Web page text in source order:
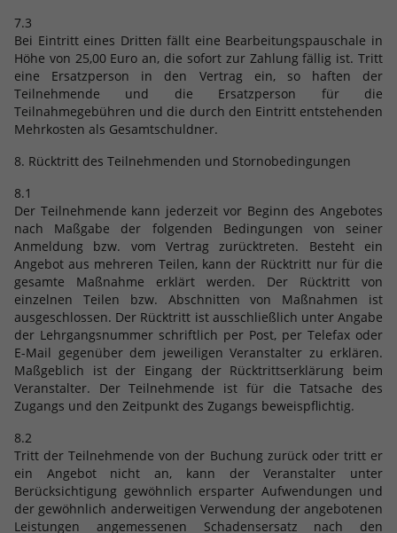
7.3
Bei Eintritt eines Dritten fällt eine Bearbeitungspauschale in
Höhe von 25,00 Euro an, die sofort zur Zahlung fällig ist. Tritt
eine Ersatzperson in den Vertrag ein, so haften der
Teilnehmende und die Ersatzperson für die
Teilnahmegebühren und die durch den Eintritt entstehenden
Mehrkosten als Gesamtschuldner.
8. Rücktritt des Teilnehmenden und Stornobedingungen
8.1
Der Teilnehmende kann jederzeit vor Beginn des Angebotes
nach Maßgabe der folgenden Bedingungen von seiner
Anmeldung bzw. vom Vertrag zurücktreten. Besteht ein
Angebot aus mehreren Teilen, kann der Rücktritt nur für die
gesamte Maßnahme erklärt werden. Der Rücktritt von
einzelnen Teilen bzw. Abschnitten von Maßnahmen ist
ausgeschlossen. Der Rücktritt ist ausschließlich unter Angabe
der Lehrgangsnummer schriftlich per Post, per Telefax oder
E-Mail gegenüber dem jeweiligen Veranstalter zu erklären.
Maßgeblich ist der Eingang der Rücktrittserklärung beim
Veranstalter. Der Teilnehmende ist für die Tatsache des
Zugangs und den Zeitpunkt des Zugangs beweispflichtig.
8.2
Tritt der Teilnehmende von der Buchung zurück oder tritt er
ein Angebot nicht an, kann der Veranstalter unter
Berücksichtigung gewöhnlich ersparter Aufwendungen und
der gewöhnlich anderweitigen Verwendung der angebotenen
Leistungen angemessenen Schadensersatz nach den